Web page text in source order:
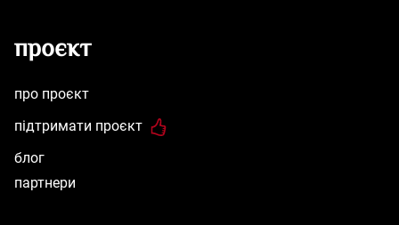
проєкт
про проєкт
підтримати проєкт
блог
партнери